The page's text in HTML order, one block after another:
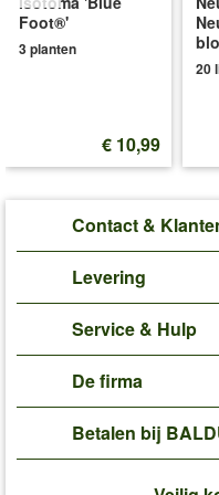
Foot®'
3 planten
€ 10,99
20
Contact &
Levering
Service & Hulp
De firma
Betalen bij